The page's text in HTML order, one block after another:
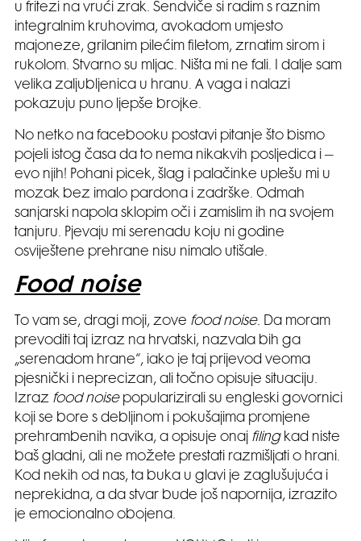
u fritezi na vrući zrak. Sendviče si radim s raznim
integralnim kruhovima, avokadom umjesto
majoneze, grilanim pilećim filetom, zrnatim sirom i
rukolom. Stvarno su mljac. Ništa mi ne fali. I dalje sam
velika zaljubljenica u hranu. A vaga i nalazi
pokazuju puno ljepše brojke.
No netko na facebooku postavi pitanje što bismo
pojeli istog časa da to nema nikakvih posljedica i –
evo njih! Pohani picek, šlag i palačinke uplešu mi u
mozak bez imalo pardona i zadrške. Odmah
sanjarski napola sklopim oči i zamislim ih na svojem
tanjuru. Pjevaju mi serenadu koju ni godine
osviještene prehrane nisu nimalo utišale.
Food noise
To vam se, dragi moji, zove food noise. Da moram
prevoditi taj izraz na hrvatski, nazvala bih ga
„serenadom hrane“, iako je taj prijevod veoma
pjesnički i neprecizan, ali točno opisuje situaciju.
Izraz food noisepopularizirali su engleski govornici
koji se bore s debljinom i pokušajima promjene
prehrambenih navika, a opisuje onaj filingkad niste
baš gladni, ali ne možete prestati razmišljati o hrani.
Kod nekih od nas, ta buka u glavi je zaglušujuća i
neprekidna, a da stvar bude još napornija, izrazito
je emocionalno obojena.